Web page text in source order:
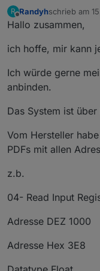
R
Offline
Randyhschrieb am
zuletzt
Hallo zusammen,
ich hoffe, mir kann
Ich würde gerne
anbinden.
Das System ist
Vom Hersteller
PDFs mit allen
z.b.
04- Read Input
Adresse DEZ 1000
Adresse Hex 3E8